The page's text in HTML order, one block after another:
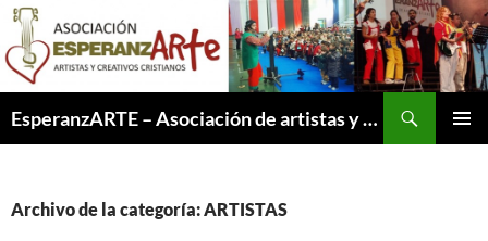
Saltar
contenido
EsperanzARTE – Asociación de artistas y creativos cristianos
Archivo de la categoría: ARTISTAS